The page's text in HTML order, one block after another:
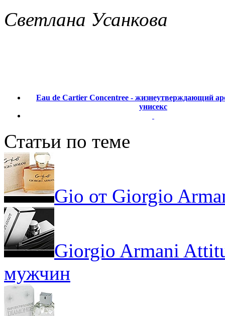
Светлана Усанкова
Eau de Cartier Concentree - жизнеутверждающий
унисекс
Статьи по теме
Gio от Giorgio
Giorgio Armani
мужчин